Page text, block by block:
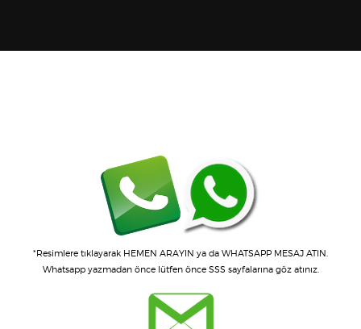
*Resimlere tıklayarak HEMEN ARAYIN ya da WHATSAPP MESAJ ATIN.
Whatsapp yazmadan önce lütfen önce SSS sayfalarına göz atınız.